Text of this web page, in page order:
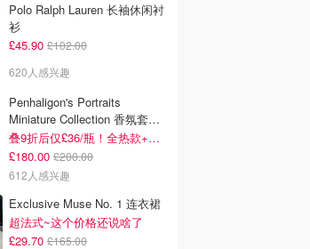
Polo Ralph Lauren 长袖休闲衬
衫
£45.90 £102.00
620人感兴趣
Penhaligon's Portraits
Miniature Collection 香氛套装
5瓶装
叠9折后仅£36/瓶！全热款+标志性兽首头
£180.00 £200.00
612人感兴趣
Exclusive Muse No. 1 连衣裙
超法式~这个价格还说啥了
£29.70 £165.00